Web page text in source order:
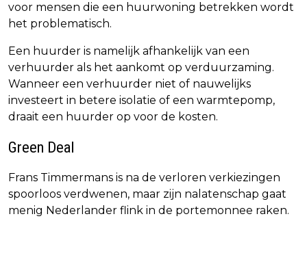
voor mensen die een huurwoning betrekken wordt
het problematisch.
Een huurder is namelijk afhankelijk van een
verhuurder als het aankomt op verduurzaming.
Wanneer een verhuurder niet of nauwelijks
investeert in betere isolatie of een warmtepomp,
draait een huurder op voor de kosten.
Green Deal
Frans Timmermans is na de verloren verkiezingen
spoorloos verdwenen, maar zijn nalatenschap gaat
menig Nederlander flink in de portemonnee raken.